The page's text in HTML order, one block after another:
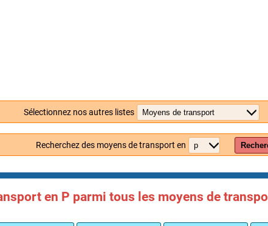
Sélectionnez nos autres listes
Recherchez des moyens de transport en
en P parmi tous les moyens de